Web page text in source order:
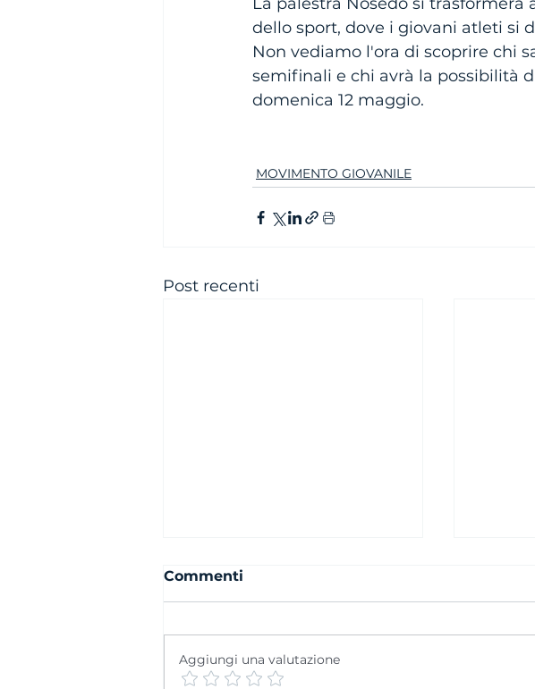
dello sport, dove i giovani atleti si
Non vediamo l'ora di scoprire chi
semifinali e chi avrà la possibilità
domenica 12 maggio.
MOVIMENTO GIOVANILE
Post recenti
Commenti
Aggiungi una valutazione